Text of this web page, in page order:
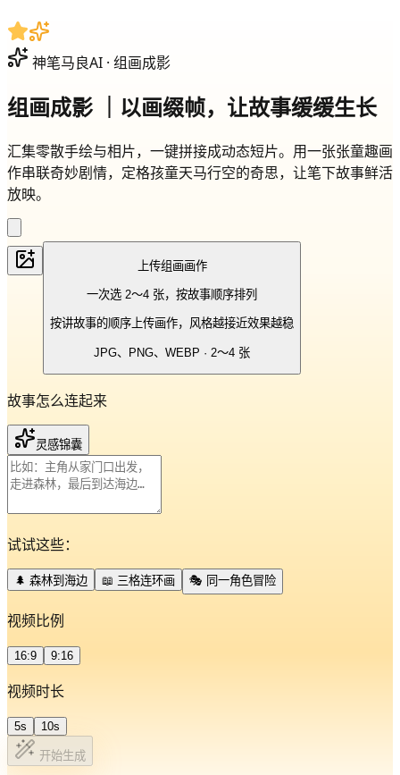
神笔马良AI · 组画成影
组画成影 ｜以画缀帧，让故事缓缓生长
汇集零散手绘与相片，一键拼接成动态短片。用一张张童趣画
作串联奇妙剧情，定格孩童天马行空的奇思，让笔下故事鲜活
放映。
上传组画画作
一次选 2～4 张，按故事顺序排列
按讲故事的顺序上传画作，风格越接近效果越稳
JPG、PNG、WEBP · 2～4 张
故事怎么连起来
灵感锦囊
试试这些：
🌲 森林到海边 📖 三格连环画 🎭 同一角色冒险
视频比例
16:9 9:16
视频时长
5s 10s
开始生成